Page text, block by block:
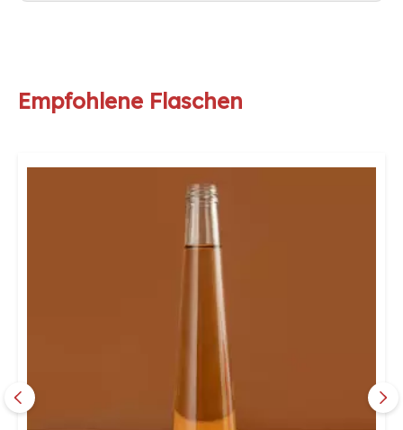
Empfohlene Flaschen